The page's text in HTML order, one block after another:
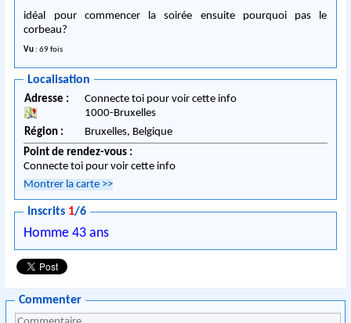
idéal pour commencer la soirée ensuite pourquoi pas le
corbeau?
Vu : 69 fois
Localisation
Adresse :
Connecte toi pour voir cette info
1000-Bruxelles
Région :
Bruxelles, Belgique
Point de rendez-vous :
Connecte toi pour voir cette info
Montrer la carte >>
Inscrits 1/6
Homme 43 ans
Commenter